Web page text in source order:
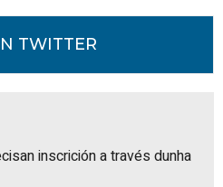
TWITTER
inscrición a través dunha